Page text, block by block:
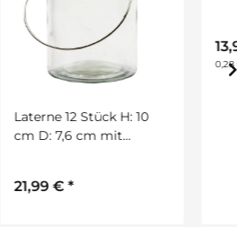
13,99 €
0,28 € pro 1 m